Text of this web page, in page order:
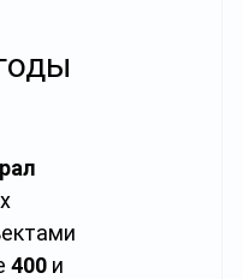
400 и